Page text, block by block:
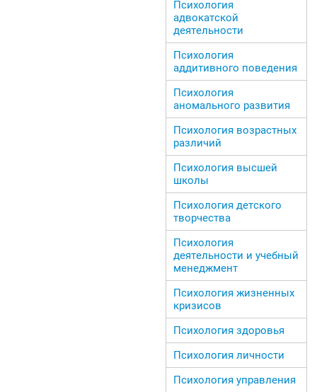
Психология
адвокатской
деятельности
Психология
аддитивного поведения
Психология
аномального развития
Психология возрастных
различий
Психология высшей
школы
Психология детского
творчества
Психология
деятельности и учебный
менеджмент
Психология жизненных
кризисов
Психология здоровья
Психология личности
Психология управления